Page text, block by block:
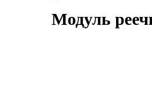
Модуль